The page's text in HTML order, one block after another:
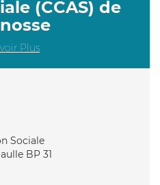
(CCAS) de
Plus
Sociale
BP 31